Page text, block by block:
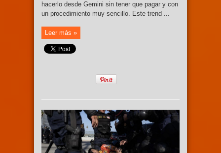
hacerlo desde Gemini sin tener que pagar y con
un procedimiento muy sencillo. Este trend ...
Leer más »